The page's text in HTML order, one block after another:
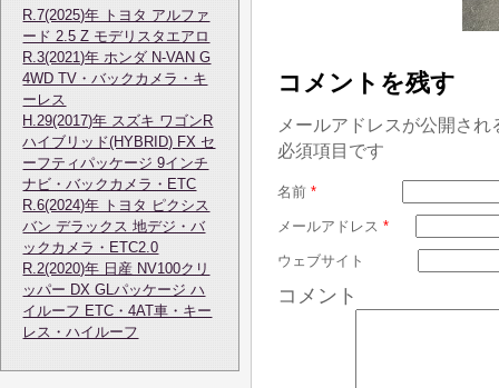
R.7(2025)年 トヨタ アルファ
ード 2.5 Z モデリスタエアロ
R.3(2021)年 ホンダ N-VAN G
4WD TV・バックカメラ・キ
ーレス
H.29(2017)年 スズキ ワゴンR
ハイブリッド(HYBRID) FX セ
ーフティパッケージ 9インチ
ナビ・バックカメラ・ETC
R.6(2024)年 トヨタ ピクシス
バン デラックス 地デジ・バ
ックカメラ・ETC2.0
R.2(2020)年 日産 NV100クリ
ッパー DX GLパッケージ ハ
イルーフ ETC・4AT車・キー
レス・ハイルーフ
コメントを残す
メールアドレスが公開さ
必須項目です
名前 *
メールアドレス *
ウェブサイト
コメント